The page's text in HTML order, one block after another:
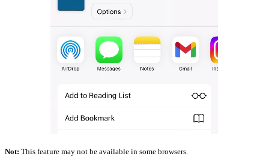
Not: This feature may not be available in some browsers.